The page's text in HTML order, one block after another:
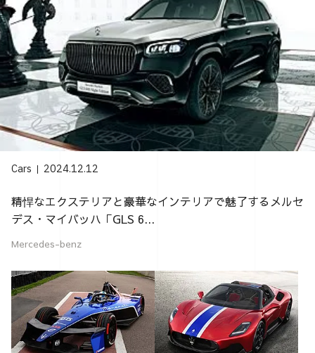
Cars 2024.12.12
精悍なエクステリアと豪華なインテリアで魅了するメルセ
デス・マイバッハ「GLS 6...
Mercedes-benz